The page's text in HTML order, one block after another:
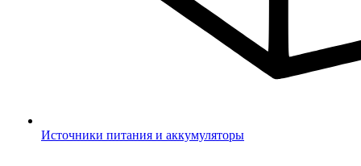
Источники питания и аккумуляторы